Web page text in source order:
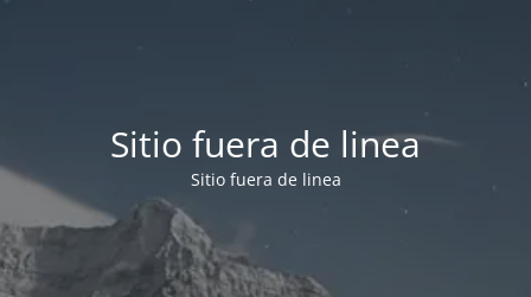
Sitio fuera de linea
Sitio fuera de linea